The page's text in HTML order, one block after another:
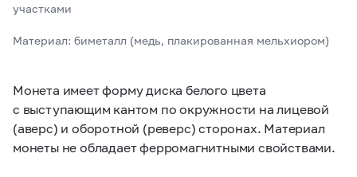
участками
Материал: биметалл (медь, плакированная мельхиором)
Монета имеет форму диска белого цвета
с выступающим кантом по окружности на лицевой
(аверс) и оборотной (реверс) сторонах. Материал
монеты не обладает ферромагнитными свойствами.